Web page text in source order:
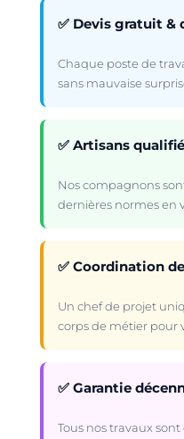
✅ Devis gratuit &
Chaque poste de
sans mauvaise
✅ Artisans
Nos compagnons
dernières normes en
✅ Coordination
Un chef de projet
corps de métier pour
✅ Garantie
Tous nos travaux